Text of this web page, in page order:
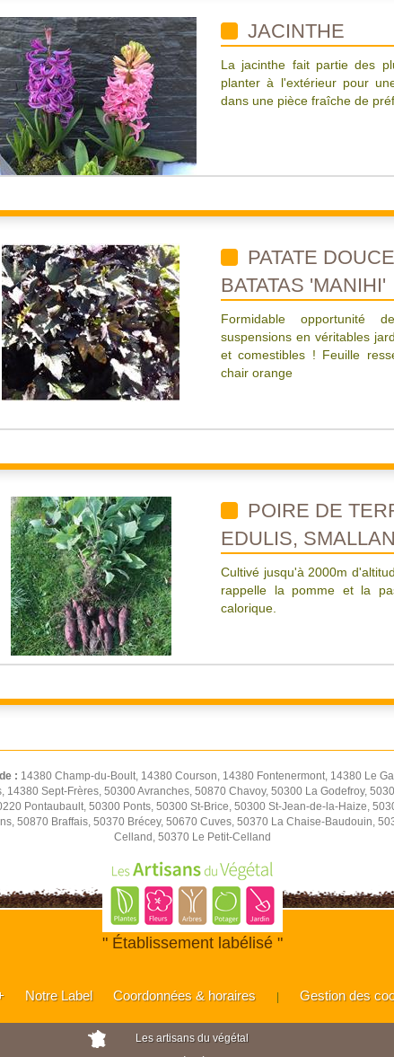
JACINTHE
La jacinthe fait partie des
planter à l'extérieur pour
dans une pièce fraîche de
PATATE
BATATAS 'MANIHI'
Formidable opportunité
suspensions en véritables
et comestibles ! Feuille
chair orange
POIRE DE
EDULIS,
Cultivé jusqu'à 2000m
rappelle la pomme et la
calorique.
: 14380 Champ-du-Boult, 14380 Courson, 14380 Fontenermont, 14380 Le
Sept-Frères, 50300 Avranches, 50870 Chavoy, 50300 La Godefroy,
Pontaubault, 50300 Ponts, 50300 St-Brice, 50300 St-Jean-de-la-Haize,
50870 Braffais, 50370 Brécey, 50670 Cuves, 50370 La Chaise-Baudouin,
Celland, 50370 Le Petit-Celland
" Établissement labélisé "
Notre Label Coordonnées & horaires Gestion des
Les artisans du végétal